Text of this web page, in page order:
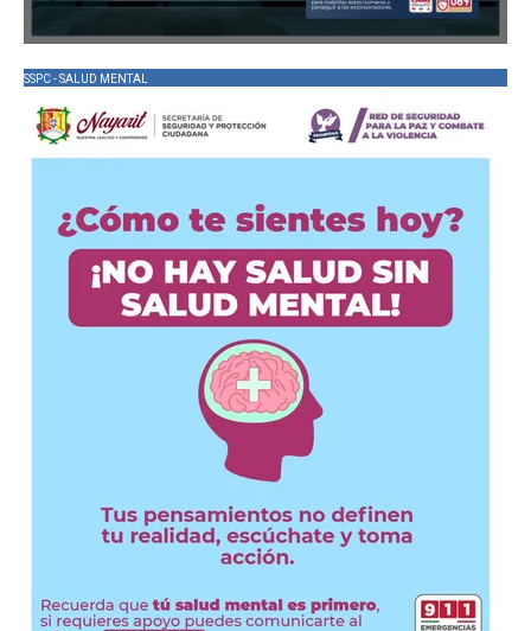
SSPC - SALUD MENTAL